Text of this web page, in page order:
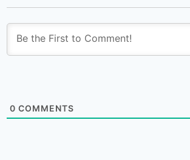
0 COMMENTS